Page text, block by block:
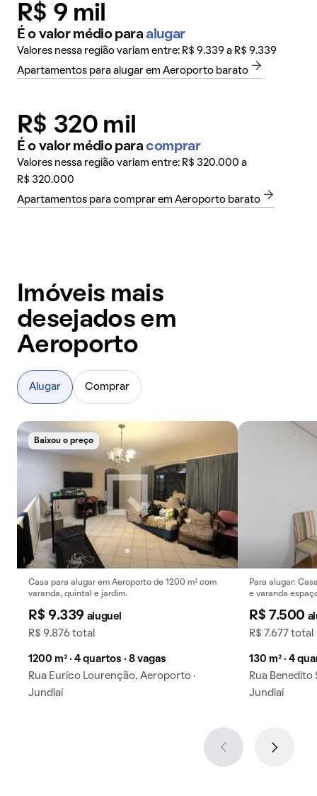
R$ 9 mil
É o valor médio para alugar
Valores nessa região variam entre: R$ 9.339 a R$ 9.339
Apartamentos para alugar em Aeroporto barato
R$ 320 mil
É o valor médio para comprar
Valores nessa região variam entre: R$ 320.000 a
R$ 320.000
Apartamentos para comprar em Aeroporto barato
Imóveis mais
desejados em
Aeroporto
Baixou o preço
Casa para alugar em Aeroporto de 1200 m² com
varanda, quintal e jardim.
R$ 9.339 aluguel
R$ 9.876 total
1200 m² · 4 quartos · 8 vagas
Rua Euríco Lourenção, Aeroporto ·
Jundiaí
Para alugar:
e varanda
R$ 7.500
R$ 7.677 total
130 m² · 4
Rua Benedito
Jundiaí
Alugar Comprar